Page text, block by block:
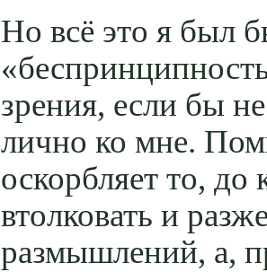
Но всё это я был
зрения, если бы
лично ко мне.
оскорбляет то, до
втолковать и
размышлений, а,